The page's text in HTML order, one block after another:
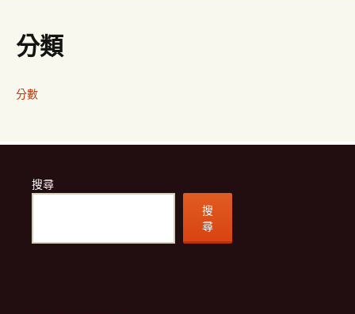
分類
分數
搜尋
搜
尋